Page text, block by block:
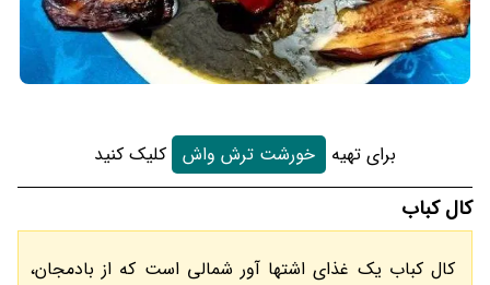
برای تهیه خورشت ترش واش کلیک کنید
کال کباب
کال کباب یک غذای اشتها آور شمالی است که از بادمجان،